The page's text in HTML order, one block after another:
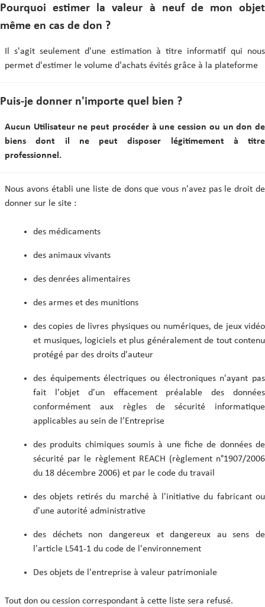
Pourquoi estimer la valeur à neuf de mon objet
même en cas de don ?
Il s'agit seulement d'une estimation à titre informatif qui nous
permet d'estimer le volume d'achats évités grâce à la plateforme
Puis-je donner n'importe quel bien ?
Aucun Utilisateur ne peut procéder à une cession ou un don de
biens dont il ne peut disposer légitimement à titre
professionnel.
Nous avons établi une liste de dons que vous n'avez pas le droit de
donner sur le site :
des médicaments
des animaux vivants
des denrées alimentaires
des armes et des munitions
des copies de livres physiques ou numériques, de jeux vidéo
et musiques, logiciels et plus généralement de tout contenu
protégé par des droits d'auteur
des équipements électriques ou électroniques n'ayant pas
fait l'objet d'un effacement préalable des données
conformément aux règles de sécurité informatique
applicables au sein de l’Entreprise
des produits chimiques soumis à une fiche de données de
sécurité par le règlement REACH (règlement n°1907/2006
du 18 décembre 2006) et par le code du travail
des objets retirés du marché à l'initiative du fabricant ou
d'une autorité administrative
des déchets non dangereux et dangereux au sens de
l'article L541-1 du code de l'environnement
Des objets de l'entreprise à valeur patrimoniale
Tout don ou cession correspondant à cette liste sera refusé.